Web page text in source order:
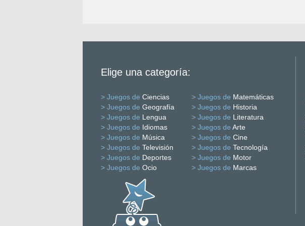
Elige una categoría:
> Juegos de Ciencias > Juegos de Matemáticas
> Juegos de Geografía > Juegos de Historia
> Juegos de Lengua > Juegos de Literatura
> Juegos de Idiomas > Juegos de Arte
> Juegos de Música > Juegos de Cine
> Juegos de Televisión > Juegos de Tecnología
> Juegos de Deportes > Juegos de Motor
> Juegos de Ocio > Juegos de Marcas